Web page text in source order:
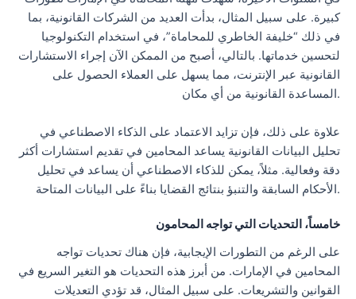
كبيرة. على سبيل المثال، بدأت العديد من الشركات القانونية، بما
في ذلك “خليفة الخاطري للمحاماة”، في استخدام التكنولوجيا
لتحسين خدماتها. بالتالي، أصبح من الممكن الآن إجراء الاستشارات
القانونية عبر الإنترنت، مما يسهل على العملاء الحصول على
المساعدة القانونية من أي مكان.
علاوة على ذلك، فإن تزايد الاعتماد على الذكاء الاصطناعي في
تحليل البيانات القانونية يساعد المحامين في تقديم استشارات أكثر
دقة وفعالية. مثلاً، يمكن للذكاء الاصطناعي أن يساعد في تحليل
الأحكام السابقة والتنبؤ بنتائج القضايا بناءً على البيانات المتاحة.
خامساً، التحديات التي تواجه المحامون
على الرغم من التطورات الإيجابية، فإن هناك تحديات تواجه
المحامين في الإمارات. من أبرز هذه التحديات هو التغير السريع في
القوانين والتشريعات. على سبيل المثال، قد تؤدي التعديلات